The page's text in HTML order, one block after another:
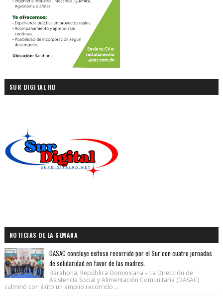
SUR DIGITAL RD
NOTICIAS DE LA SEMANA
DASAC concluye exitoso recorrido por el Sur con cuatro jornadas
de solidaridad en favor de las madres.
Barahona, República Dominicana.– La Dirección de
Asistencia Social y Alimentación Comunitaria (DASAC)
culminó con éxito un amplio recorrido ...